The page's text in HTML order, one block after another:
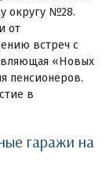
округу №28.
от
встреч с
«Новых
пенсионеров.
в
гаражи на